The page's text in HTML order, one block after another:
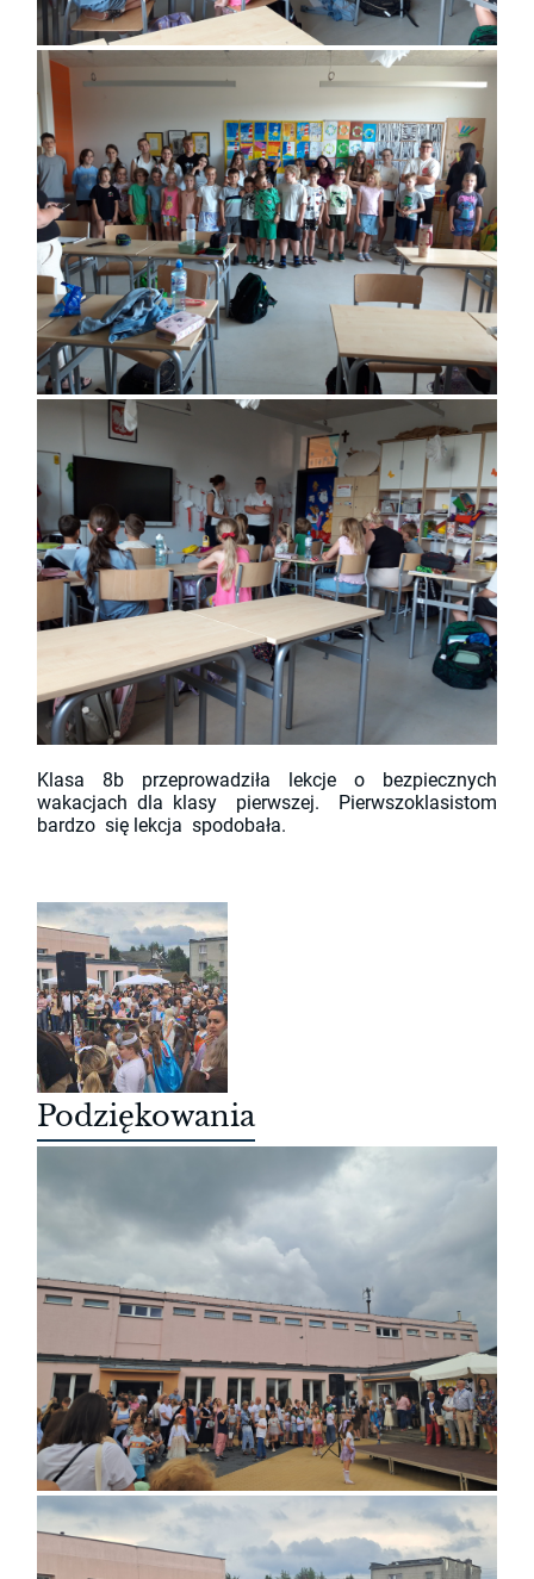
Klasa 8b przeprowadziła lekcje o bezpiecznych
wakacjach dla klasy pierwszej. Pierwszoklasistom
bardzo się lekcja spodobała.
Podziękowania